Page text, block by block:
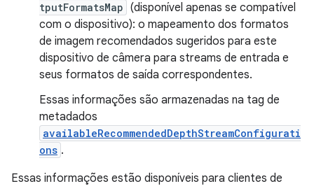
tputFormatsMap (disponível apenas se compatível
com o dispositivo): o mapeamento dos formatos
de imagem recomendados sugeridos para este
dispositivo de câmera para streams de entrada e
seus formatos de saída correspondentes.
Essas informações são armazenadas na tag de
metadados
availableRecommendedDepthStreamConfigurati
ons .
Essas informações estão disponíveis para clientes de